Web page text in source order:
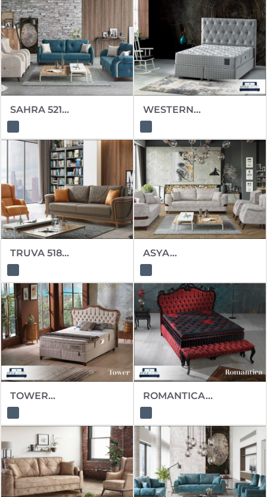
SAHRA 521... WESTERN...
TRUVA 518... ASYA...
TOWER... ROMANTICA...